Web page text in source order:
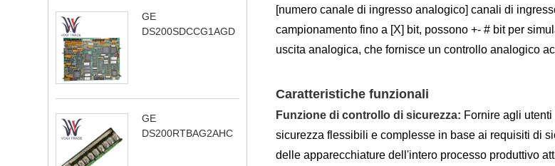
GE
DS200SDCCG1AGD
GE
DS200RTBAG2AHC
[numero canale di ingresso analogico] canali di
campionamento fino a [X] bit, possono +- # bit per
uscita analogica, che fornisce un controllo analogico
Caratteristiche funzionali
Funzione di controllo di sicurezza: Fornire agli
sicurezza flessibili e complesse in base ai requisiti di
delle apparecchiature dell'intero processo produttivo